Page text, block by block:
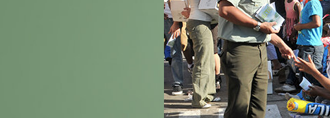
Una Introducción a Dianética
Amor y Odio: ¿Qué es